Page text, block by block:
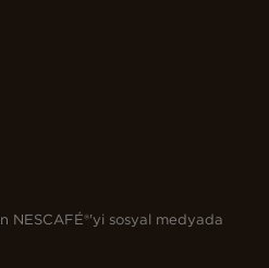
NESCAFÉ®'yi sosyal medyada